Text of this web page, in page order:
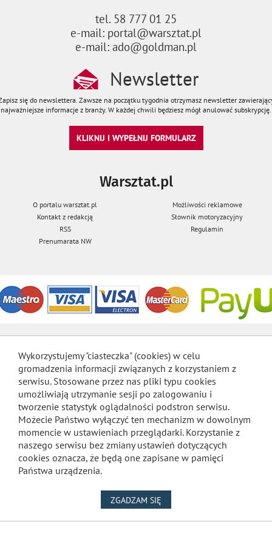
tel. 58 777 01 25
e-mail: portal@warsztat.pl
e-mail: ado@goldman.pl
Newsletter
się do newslettera. Zawsze na początku tygodnia otrzymasz newsletter
najważniejsze informacje z branży. W każdej chwili będziesz mógł anulować subskrypcję.
KLIKNIJ I WYPEŁNIJ FORMULARZ
Warsztat.pl
O portalu warsztat.pl
Możliwości reklamowe
Kontakt z redakcją
Słownik motoryzacyjny
RSS
Regulamin
Prenumarata NW
Wykorzystujemy "ciasteczka" (cookies) w celu
gromadzenia informacji związanych z korzystaniem z
serwisu. Stosowane przez nas pliki typu cookies
umożliwiają utrzymanie sesji po zalogowaniu i
tworzenie statystyk oglądalności podstron serwisu.
Możecie Państwo wyłączyć ten mechanizm w dowolnym
momencie w ustawieniach przeglądarki. Korzystanie z
naszego serwisu bez zmiany ustawień dotyczących
cookies oznacza, że będą one zapisane w pamięci
Państwa urządzenia.
ZGADZAM SIĘ